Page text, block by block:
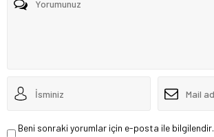
Beni sonraki yorumlar için e-posta ile bilgilendir.